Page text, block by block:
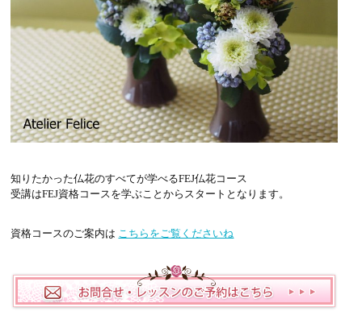
知りたかった仏花のすべてが学べるFEJ仏花コース
受講はFEJ資格コースを学ぶことからスタートとなります。
資格コースのご案内は こちらをご覧くださいね